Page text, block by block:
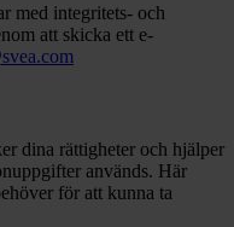
med integritets- och
att skicka ett e-
dina rättigheter och hjälper
används. Här
för att kunna ta